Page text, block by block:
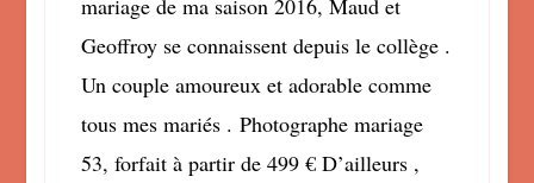
mariage de ma saison 2016, Maud et
Geoffroy se connaissent depuis le collège .
Un couple amoureux et adorable comme
tous mes mariés . Photographe mariage
53, forfait à partir de 499 € D’ailleurs ,